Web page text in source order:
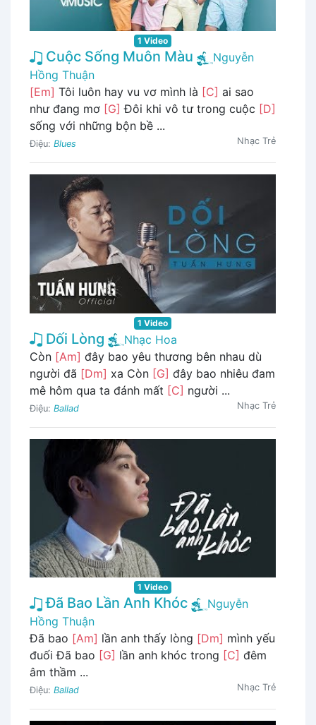
1 Video
Cuộc Sống Muôn Màu
Nguyễn
Hồng Thuận
[Em] Tôi luôn hay vu vơ mình là [C] ai sao
như đang mơ [G] Đôi khi vô tư trong cuộc [D]
sống với những bộn bề ...
Điệu: Blues Nhạc Trẻ
1 Video
Dối Lòng
Nhạc Hoa
Còn [Am] đây bao yêu thương bên nhau dù
người đã [Dm] xa Còn [G] đây bao nhiêu đam
mê hôm qua ta đánh mất [C] người ...
Điệu: Ballad Nhạc Trẻ
1 Video
Đã Bao Lần Anh Khóc
Nguyễn
Hồng Thuận
Đã bao [Am] lần anh thấy lòng [Dm] mình yếu
đuối Đã bao [G] lần anh khóc trong [C] đêm
âm thầm ...
Điệu: Ballad Nhạc Trẻ